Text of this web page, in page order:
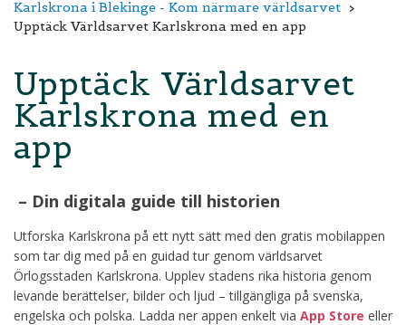
Karlskrona i Blekinge - Kom närmare världsarvet
Upptäck Världsarvet Karlskrona med en app
Upptäck Världsarvet
Karlskrona med en
app
– Din digitala guide till historien
Utforska Karlskrona på ett nytt sätt med den gratis mobilappen
som tar dig med på en guidad tur genom världsarvet
Örlogsstaden Karlskrona. Upplev stadens rika historia genom
levande berättelser, bilder och ljud – tillgängliga på svenska,
engelska och polska. Ladda ner appen enkelt via App Store eller